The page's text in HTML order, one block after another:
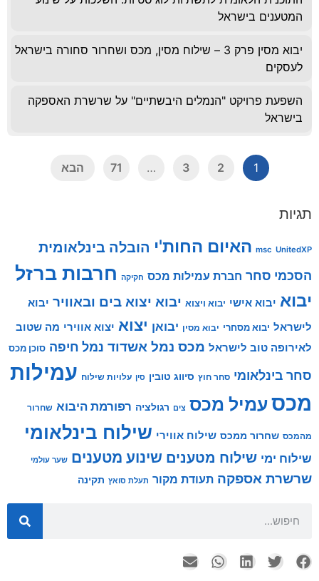
המטענים בישראל
יבוא מסין פרק 3 – שילוח מסין, מכס ושחרור סחורה בישראל
לעסקים
השפעת פרויקט "הנמלים היבשתיים" על שרשרת האספקה
בישראל
1
2
3
…
71 הבא
תגיות
msc UnitedXP האיום החות'י הובלה בינלאומית
הסכמי סחר חברת עמילות מכס חקיקה חרבות ברזל
יבוא יבוא אישי יבוא ויצוא יבוא יצוא בים ובאוויר יבוא
לישראל יבוא מסחרי יבוא מסין יבואן יצוא יצוא אווירי מה שטוב
לאירופה טוב לישראל מכס נמל אשדוד נמל חיפה סוכן מכס
סחר בינלאומי סחר חוץ סיווג טובין סין עלויות שילוח עמילות
מכסעמיל מכס צים רגולציה רפורמת היבוא שחרור
מהמכס שחרור ממכס שילוח אווירי שילוח בינלאומי
שילוח ימי שילוח מטענים שינוע מטענים שער עולמי
שרשרת אספקה תעודת מקור תעלת סואץ תקינה